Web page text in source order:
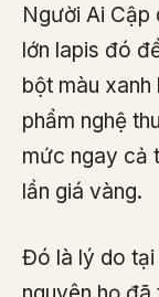
Người Ai Cập
lớn lapis đó
bột màu
phẩm nghệ
mức ngay cả
lần giá vàng.
Đó là lý do